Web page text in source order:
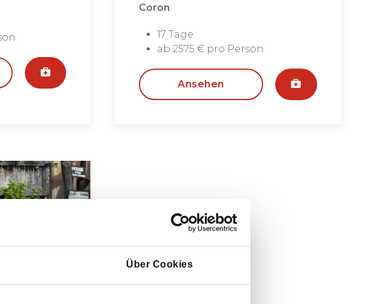
Über Cookies
Coron
17 Tage
ab 2575 € pro Person
Ansehen